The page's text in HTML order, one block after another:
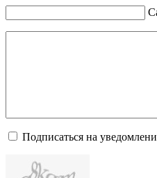
Подписаться на